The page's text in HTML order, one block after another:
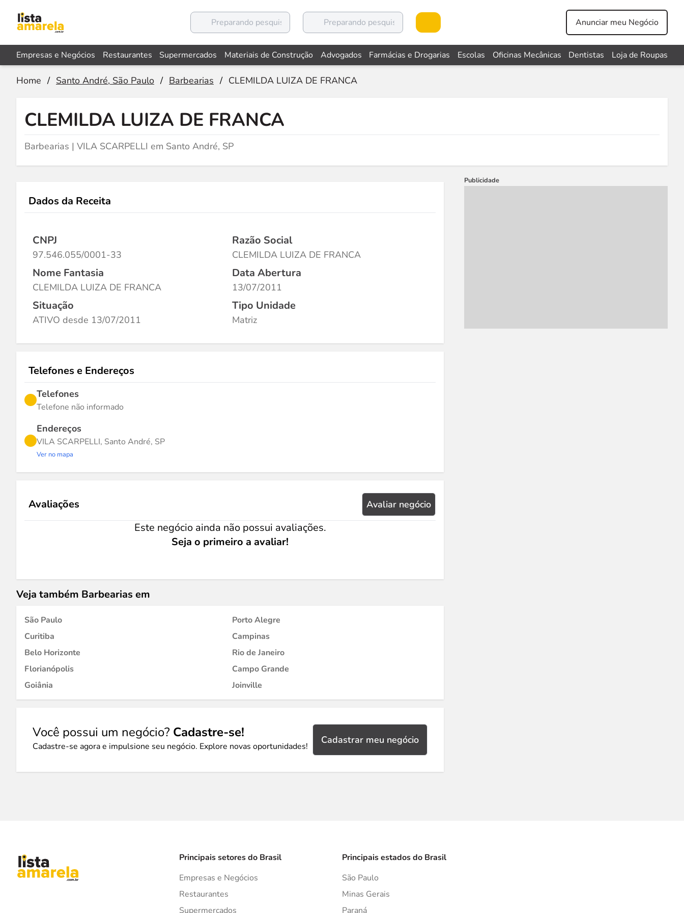
Anunciar meu Negócio
Empresas e Negócios Restaurantes Supermercados Materiais de Construção Advogados Farmácias e Drogarias Escolas Oficinas Mecânicas Dentistas Loja de Roupas
Home / Santo André, São Paulo / Barbearias / CLEMILDA LUIZA DE FRANCA
CLEMILDA LUIZA DE FRANCA
Barbearias | VILA SCARPELLI em Santo André, SP
Dados da Receita
CNPJ
97.546.055/0001-33
Razão Social
CLEMILDA LUIZA DE FRANCA
Nome Fantasia
CLEMILDA LUIZA DE FRANCA
Data Abertura
13/07/2011
Situação
ATIVO desde 13/07/2011
Tipo Unidade
Matriz
Telefones e Endereços
Telefones
Telefone não informado
Endereços
VILA SCARPELLI, Santo André, SP
Ver no mapa
Avaliações Avaliar negócio
Este negócio ainda não possui avaliações.
Seja o primeiro a avaliar!
Veja também Barbearias em
São Paulo
Porto Alegre
Curitiba
Campinas
Belo Horizonte
Rio de Janeiro
Florianópolis
Campo Grande
Goiânia
Joinville
Você possui um negócio? Cadastre-se!
Cadastre-se agora e impulsione seu negócio. Explore novas oportunidades!
Cadastrar meu negócio
Publicidade
Principais setores do Brasil
Empresas e Negócios
Restaurantes
Supermercados
Principais estados do Brasil
São Paulo
Minas Gerais
Paraná